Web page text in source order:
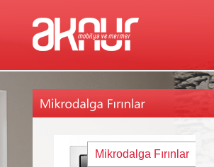
Mikrodalga Fırınlar